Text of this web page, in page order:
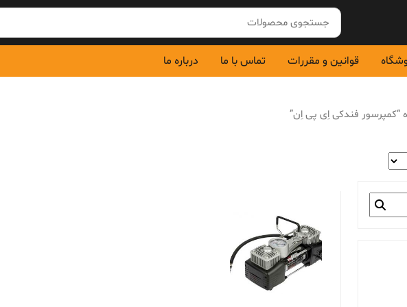
قوانین و مقررات تماس با ما درباره ما
فندکی اِی پی اِن”